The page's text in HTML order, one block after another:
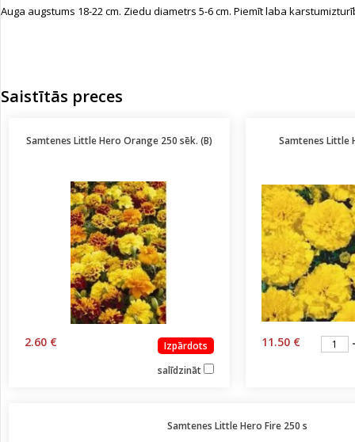
Auga augstums 18-22 cm. Ziedu diametrs 5-6 cm. Piemīt laba
Saistītās preces
Samtenes Little Hero Orange 250 sēk. (B)
2.60 €
Izpārdots
salīdzināt
Samtenes Little
11.50 €
Samtenes Little Hero Fire 250 s